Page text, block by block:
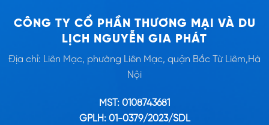
CÔNG TY CỔ PHẦN THƯƠNG MẠI VÀ DU
LỊCH NGUYỄN GIA PHÁT
Địa chỉ: Liên Mạc, phường Liên Mạc, quận Bắc Từ Liêm,Hà
Nội
MST: 0108743681
GPLH: 01-0379/2023/SDL